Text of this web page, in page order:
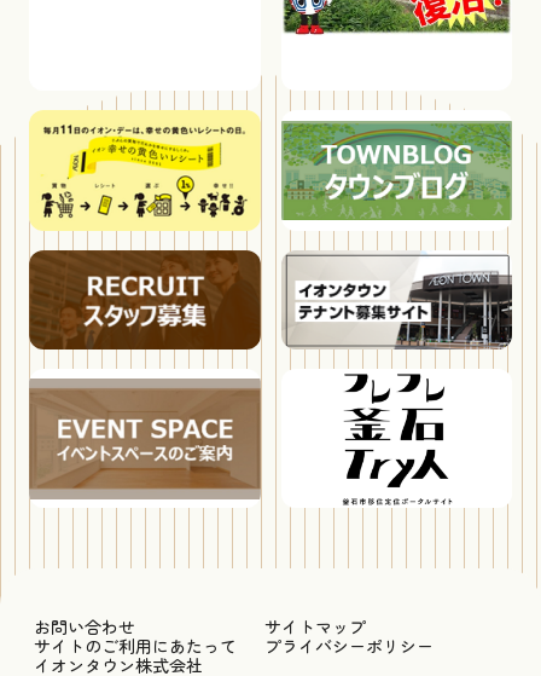
お問い合わせ
サイトマップ
サイトのご利用にあたって
プライバシーポリシー
イオンタウン株式会社